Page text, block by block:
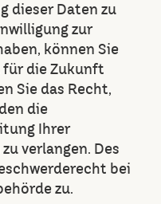
dieser Daten zu
zur
können Sie
für die Zukunft
Sie das Recht,
die
Ihrer
verlangen. Des
bei
zu.